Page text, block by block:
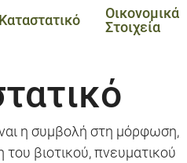
Καταστατικό Οικονομικά
Στοιχεία
η συμβολή στη μόρφωση,
βιοτικού, πνευματικού